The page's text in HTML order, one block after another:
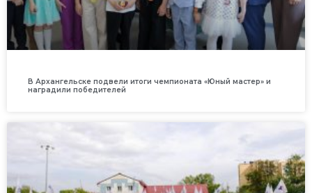
В Архангельске подвели итоги чемпионата «Юный мастер» и
наградили победителей